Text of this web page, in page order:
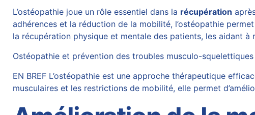
L’ostéopathie joue un rôle essentiel dans la récupération
adhérences et la réduction de la mobilité, l’ostéopathie
la récupération physique et mentale des patients, les aidant
Ostéopathie et prévention des troubles musculo-
EN BREF L’ostéopathie est une approche thérapeutique
musculaires et les restrictions de mobilité, elle permet